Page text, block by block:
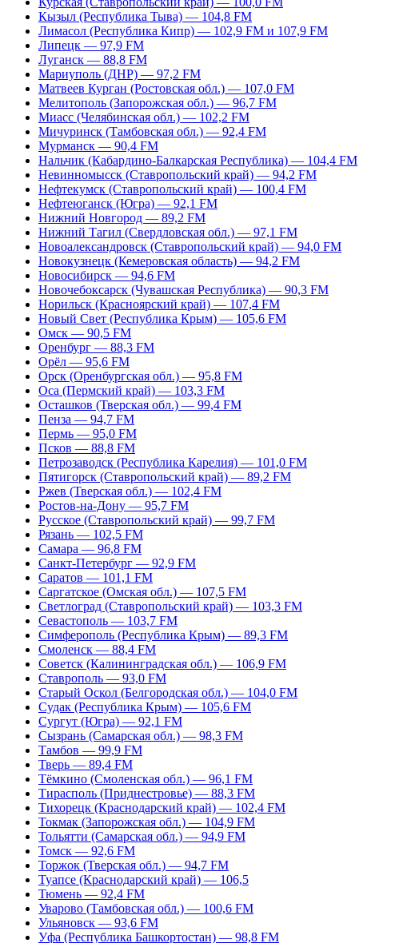
Кызыл (Республика Тыва) — 104,8 FM
Лимасол (Республика Кипр) — 102,9 FM и 107,9 FM
Липецк — 97,9 FM
Луганск — 88,8 FM
Мариуполь (ДНР) — 97,2 FM
Матвеев Курган (Ростовская обл.) — 107,0 FM
Мелитополь (Запорожская обл.) — 96,7 FM
Миасс (Челябинская обл.) — 102,2 FM
Мичуринск (Тамбовская обл.) — 92,4 FM
Мурманск — 90,4 FM
Нальчик (Кабардино-Балкарская Республика) — 104,4 FM
Невинномысск (Ставропольский край) — 94,2 FM
Нефтекумск (Ставропольский край) — 100,4 FM
Нефтеюганск (Югра) — 92,1 FM
Нижний Новгород — 89,2 FM
Нижний Тагил (Свердловская обл.) — 97,1 FM
Новоалександровск (Ставропольский край) — 94,0 FM
Новокузнецк (Кемеровская область) — 94,2 FM
Новосибирск — 94,6 FM
Новочебоксарск (Чувашская Республика) — 90,3 FM
Норильск (Красноярский край) — 107,4 FM
Новый Свет (Республика Крым) — 105,6 FM
Омск — 90,5 FM
Оренбург — 88,3 FM
Орёл — 95,6 FM
Орск (Оренбургская обл.) — 95,8 FM
Оса (Пермский край) — 103,3 FM
Осташков (Тверская обл.) — 99,4 FM
Пенза — 94,7 FM
Пермь — 95,0 FM
Псков — 88,8 FM
Петрозаводск (Республика Карелия) — 101,0 FM
Пятигорск (Ставропольский край) — 89,2 FM
Ржев (Тверская обл.) — 102,4 FM
Ростов-на-Дону — 95,7 FM
Русское (Ставропольский край) — 99,7 FM
Рязань — 102,5 FM
Самара — 96,8 FM
Санкт-Петербург — 92,9 FM
Саратов — 101,1 FM
Саргатское (Омская обл.) — 107,5 FM
Светлоград (Ставропольский край) — 103,3 FM
Севастополь — 103,7 FM
Симферополь (Республика Крым) — 89,3 FM
Смоленск — 88,4 FM
Советск (Калининградская обл.) — 106,9 FM
Ставрополь — 93,0 FM
Старый Оскол (Белгородская обл.) — 104,0 FM
Судак (Республика Крым) — 105,6 FM
Сургут (Югра) — 92,1 FM
Сызрань (Самарская обл.) — 98,3 FM
Тамбов — 99,9 FM
Тверь — 89,4 FM
Тёмкино (Смоленская обл.) — 96,1 FM
Тирасполь (Приднестровье) — 88,3 FM
Тихорецк (Краснодарский край) — 102,4 FM
Токмак (Запорожская обл.) — 104,9 FM
Тольятти (Самарская обл.) — 94,9 FM
Томск — 92,6 FM
Торжок (Тверская обл.) — 94,7 FM
Туапсе (Краснодарский край) — 106,5
Тюмень — 92,4 FM
Уварово (Тамбовская обл.) — 100,6 FM
Ульяновск — 93,6 FM
Уфа (Республика Башкортостан) — 98,8 FM